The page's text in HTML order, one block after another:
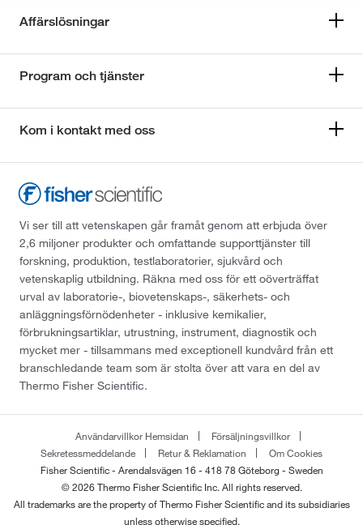
Affärslösningar
Program och tjänster
Kom i kontakt med oss
Vi ser till att vetenskapen går framåt genom att erbjuda över
2,6 miljoner produkter och omfattande supporttjänster till
forskning, produktion, testlaboratorier, sjukvård och
vetenskaplig utbildning. Räkna med oss för ett oöverträffat
urval av laboratorie-, biovetenskaps-, säkerhets- och
anläggningsförnödenheter - inklusive kemikalier,
förbrukningsartiklar, utrustning, instrument, diagnostik och
mycket mer - tillsammans med exceptionell kundvård från ett
branschledande team som är stolta över att vara en del av
Thermo Fisher Scientific.
Användarvillkor Hemsidan
Försäljningsvillkor
Sekretessmeddelande
Retur & Reklamation
Om Cookies
Fisher Scientific - Arendalsvägen 16 - 418 78 Göteborg - Sweden
© 2026 Thermo Fisher Scientific Inc. All rights reserved.
All trademarks are the property of Thermo Fisher Scientific and its subsidiaries
unless otherwise specified.